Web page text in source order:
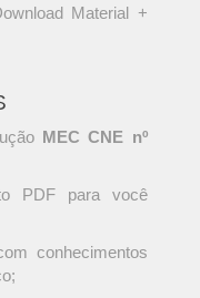
Material +
MEC CNE nº
PDF para você
conhecimentos